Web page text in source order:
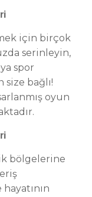
için birçok
serinleyin,
spor
bağlı!
oyun
bölgelerine